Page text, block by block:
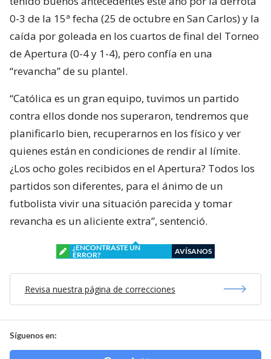
0-3 de la 15ª fecha (25 de octubre en San Carlos) y la
caída por goleada en los cuartos de final del Torneo
de Apertura (0-4 y 1-4), pero confía en una
“revancha” de su plantel.
“Católica es un gran equipo, tuvimos un partido
contra ellos donde nos superaron, tendremos que
planificarlo bien, recuperarnos en los físico y ver
quienes están en condiciones de rendir al límite.
¿Los ocho goles recibidos en el Apertura? Todos los
partidos son diferentes, para el ánimo de un
futbolista vivir una situación parecida y tomar
revancha es un aliciente extra”, sentenció.
¿ENCONTRASTE UN
ERROR?
AVÍSANOS
Revisa nuestra página de correcciones
Síguenos en: